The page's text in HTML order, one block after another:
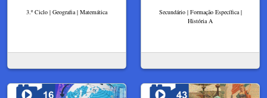
3.º Ciclo | Geografia | Matemática
Secundário | Formação Específica |
História A